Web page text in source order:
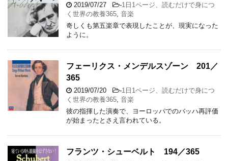
2019/07/27 -1日1ページ、読むだけで身につ
く世界の教養365 音楽
奇しくも第五楽章で表現したことが、現実になった
ように。
フェーリクス・メンデルスゾーン 201／
365
2019/07/20 -1日1ページ、読むだけで身につ
く世界の教養365 音楽
彼の指揮した演奏で、ヨーロッパでのバッハ再評価
が始まったとさえ言われている。
フランツ・シューベルト 194／365